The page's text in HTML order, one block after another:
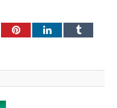
PinterestLinkedInTumblr